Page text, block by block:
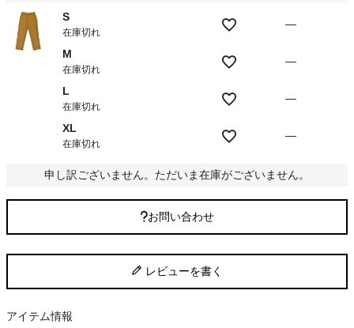
S
在庫切れ
—
M
在庫切れ
—
L
在庫切れ
—
XL
在庫切れ
—
申し訳ございません。ただいま在庫がございません。
お問い合わせ
レビューを書く
アイテム情報